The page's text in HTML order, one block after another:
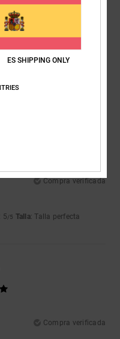
Compra verificada
: 5/5 Talla: Talla perfecta
Compra verificada
ES SHIPPING ONLY